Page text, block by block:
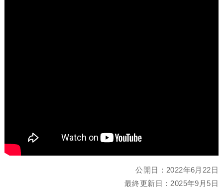
公開日： 2022年6月22日
最終更新日： 2025年9月5日